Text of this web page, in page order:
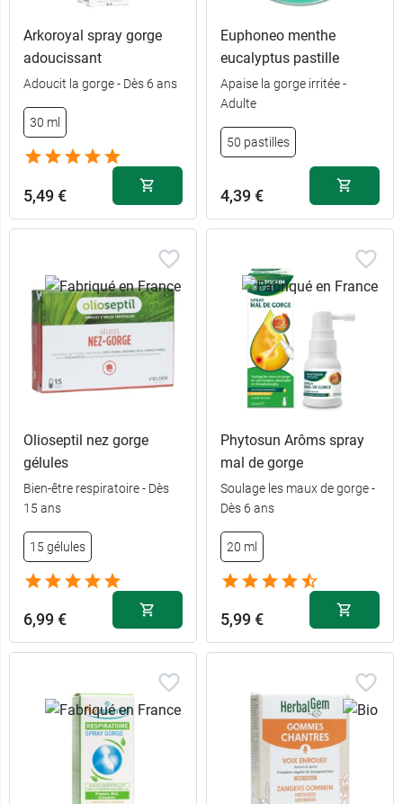
Arkoroyal spray gorge
adoucissant
Adoucit la gorge - Dès 6 ans
30 ml
5,49 €
Euphoneo menthe
eucalyptus pastille
Apaise la gorge irritée -
Adulte
50 pastilles
4,39 €
Olioseptil nez gorge
gélules
Bien-être respiratoire - Dès
15 ans
15 gélules
6,99 €
Phytosun Arôms spray
mal de gorge
Soulage les maux de gorge -
Dès 6 ans
20 ml
5,99 €